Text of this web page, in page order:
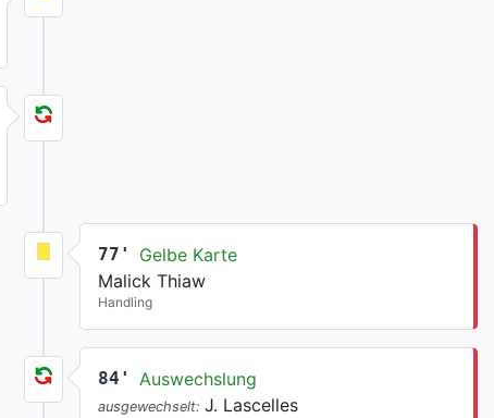
77'
Gelbe Karte
Malick Thiaw
Handling
84' Auswechslung
ausgewechselt: J. Lascelles